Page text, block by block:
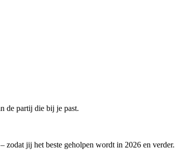
de partij die bij je past.
– zodat jij het beste geholpen wordt in 2026 en verder.